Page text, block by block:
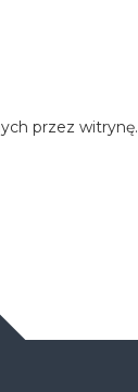
przez witrynę.